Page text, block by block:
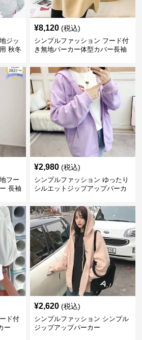
ジッ
秋冬
¥8,120 (税込)
シンプルファッション フード付
き無地パーカー体型カバー長袖
フー
長袖
¥2,980 (税込)
シンプルファッション ゆったり
シルエットジップアップパーカ
ド付
ー
¥2,620 (税込)
シンプルファッション シンプル
ジップアップパーカー